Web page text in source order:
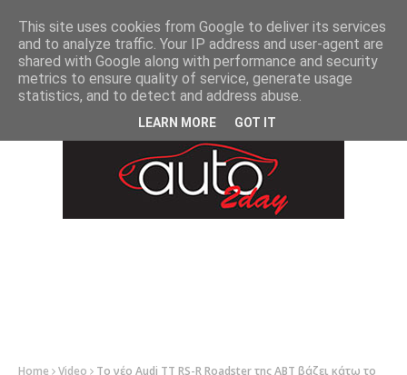
Home Video
Το νέο Audi TT RS-R Roadster της ABT βάζει κάτω το
This site uses cookies from Google to deliver its services
and to analyze traffic. Your IP address and user-agent are
shared with Google along with performance and security
metrics to ensure quality of service, generate usage
statistics, and to detect and address abuse.
LEARN MORE GOT IT